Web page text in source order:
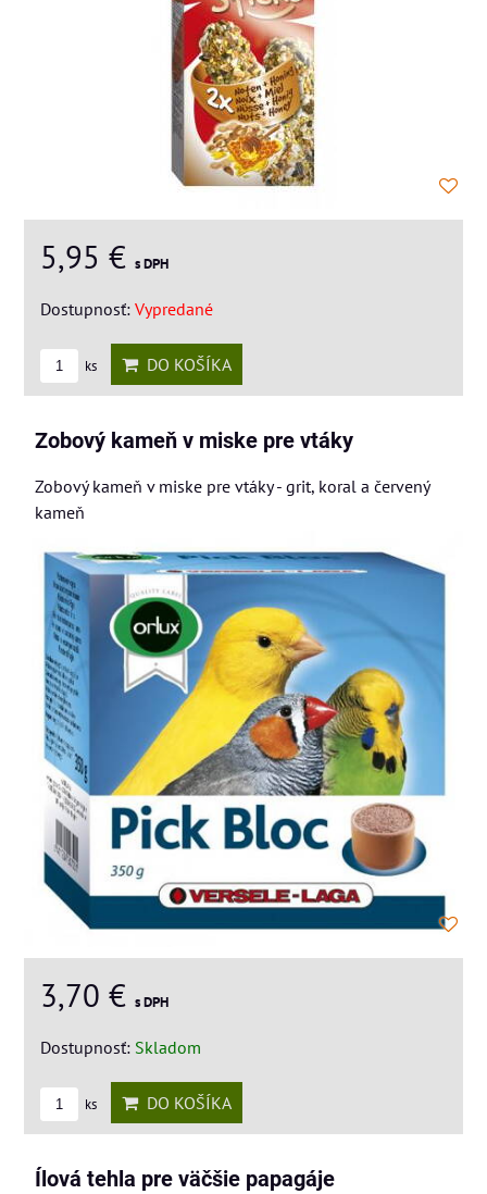
5,95 € s DPH
Dostupnosť: Vypredané
ks DO KOŠÍKA
Zobový kameň v miske pre vtáky
Zobový kameň v miske pre vtáky - grit, koral a červený
kameň
3,70 € s DPH
Dostupnosť: Skladom
ks DO KOŠÍKA
Ílová tehla pre väčšie papagáje